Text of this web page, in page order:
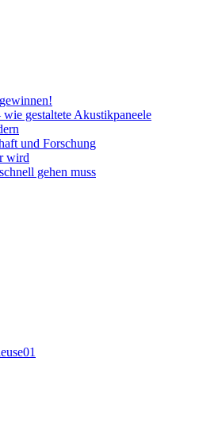
gestaltete Akustikpaneele
und Forschung
wird
gehen muss